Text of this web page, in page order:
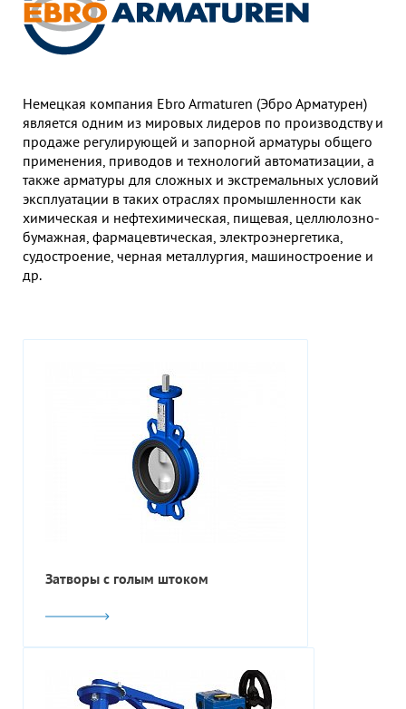
Телефон
+7
Немецкая компания Ebro Armaturen (Эбро Арматурен)
является одним из мировых лидеров по производству и
продаже регулирующей и запорной арматуры общего
применения, приводов и технологий автоматизации, а
также арматуры для сложных и экстремальных условий
эксплуатации в таких отраслях промышленности как
химическая и нефтехимическая, пищевая, целлюлозно-
бумажная, фармацевтическая, электроэнергетика,
судостроение, черная металлургия, машиностроение и
др.
Затворы с голым штоком